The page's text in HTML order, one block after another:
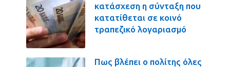
κατάσχεση η σύνταξη που
κατατίθεται σε κοινό
τραπεζικό λογαριασμό
Πως βλέπει ο πολίτης όλες